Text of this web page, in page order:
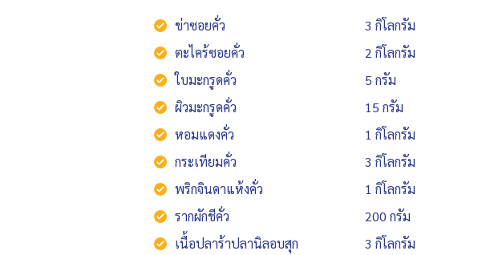
ข่าซอยคั่ว
3 กิโลกรัม
ตะไคร้ซอยคั่ว
2 กิโลกรัม
ใบมะกรูดคั่ว
5 กรัม
ผิวมะกรูดคั่ว
15 กรัม
หอมแดงคั่ว
1 กิโลกรัม
กระเทียมคั่ว
3 กิโลกรัม
พริกจินดาแห้งคั่ว
1 กิโลกรัม
รากผักชีคั่ว
200 กรัม
เนื้อปลาร้าปลานิลอบสุก
3 กิโลกรัม